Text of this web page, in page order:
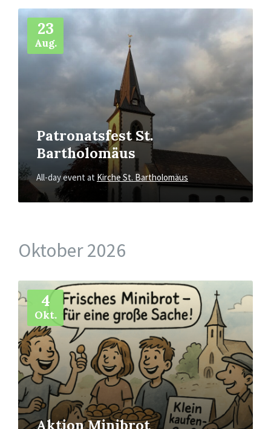
23
Aug.
Patronatsfest St.
Bartholomäus
All-day eventat Kirche St. Bartholomäus
More
Oktober 2026
4
Okt.
Aktion Minibrot
More
Info